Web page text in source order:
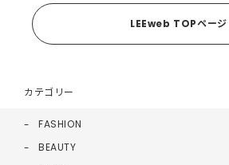
LEEweb TOPページ
カテゴリー
FASHION
BEAUTY